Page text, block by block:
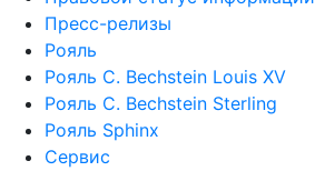
Пресс-релизы
Рояль
Рояль C. Bechstein Louis XV
Рояль C. Bechstein Sterling
Рояль Sphinx
Сервис